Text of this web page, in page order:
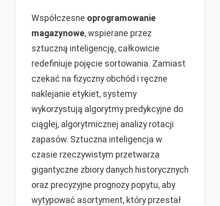
Współczesne oprogramowanie
magazynowe, wspierane przez
sztuczną inteligencję, całkowicie
redefiniuje pojęcie sortowania. Zamiast
czekać na fizyczny obchód i ręczne
naklejanie etykiet, systemy
wykorzystują algorytmy predykcyjne do
ciągłej, algorytmicznej analizy rotacji
zapasów. Sztuczna inteligencja w
czasie rzeczywistym przetwarza
gigantyczne zbiory danych historycznych
oraz precyzyjne prognozy popytu, aby
wytypować asortyment, który przestał